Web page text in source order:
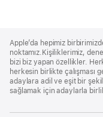
Footer
Apple’da hepimiz
noktamız.Kişiliklerimiz,
bizi biz yapan özellikler.
herkesin birlikte çalışması
adaylara adil ve eşit bir
sağlamak için adaylarla